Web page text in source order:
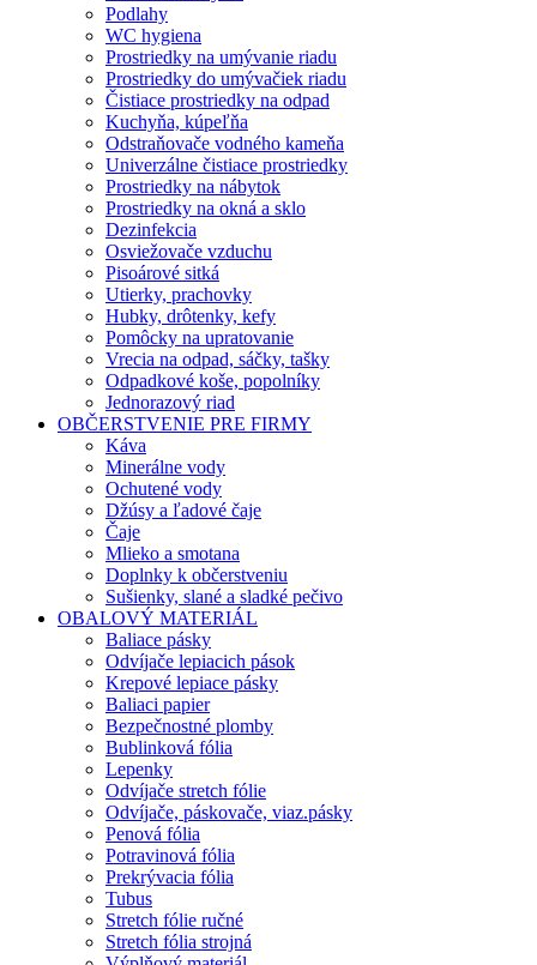
Podlahy
WC hygiena
Prostriedky na umývanie riadu
Prostriedky do umývačiek riadu
Čistiace prostriedky na odpad
Kuchyňa, kúpeľňa
Odstraňovače vodného kameňa
Univerzálne čistiace prostriedky
Prostriedky na nábytok
Prostriedky na okná a sklo
Dezinfekcia
Osviežovače vzduchu
Pisoárové sitká
Utierky, prachovky
Hubky, drôtenky, kefy
Pomôcky na upratovanie
Vrecia na odpad, sáčky, tašky
Odpadkové koše, popolníky
Jednorazový riad
OBČERSTVENIE PRE FIRMY
Káva
Minerálne vody
Ochutené vody
Džúsy a ľadové čaje
Čaje
Mlieko a smotana
Doplnky k občerstveniu
Sušienky, slané a sladké pečivo
OBALOVÝ MATERIÁL
Baliace pásky
Odvíjače lepiacich pások
Krepové lepiace pásky
Baliaci papier
Bezpečnostné plomby
Bublinková fólia
Lepenky
Odvíjače stretch fólie
Odvíjače, páskovače, viaz.pásky
Penová fólia
Potravinová fólia
Prekrývacia fólia
Tubus
Stretch fólie ručné
Stretch fólia strojná